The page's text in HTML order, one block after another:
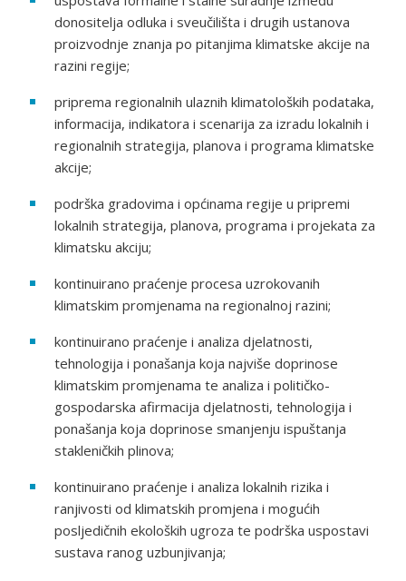
donositelja odluka i sveučilišta i drugih ustanova
proizvodnje znanja po pitanjima klimatske akcije na
razini regije;
priprema regionalnih ulaznih klimatoloških podataka,
informacija, indikatora i scenarija za izradu lokalnih i
regionalnih strategija, planova i programa klimatske
akcije;
podrška gradovima i općinama regije u pripremi
lokalnih strategija, planova, programa i projekata za
klimatsku akciju;
kontinuirano praćenje procesa uzrokovanih
klimatskim promjenama na regionalnoj razini;
kontinuirano praćenje i analiza djelatnosti,
tehnologija i ponašanja koja najviše doprinose
klimatskim promjenama te analiza i političko-
gospodarska afirmacija djelatnosti, tehnologija i
ponašanja koja doprinose smanjenju ispuštanja
stakleničkih plinova;
kontinuirano praćenje i analiza lokalnih rizika i
ranjivosti od klimatskih promjena i mogućih
posljedičnih ekoloških ugroza te podrška uspostavi
sustava ranog uzbunjivanja;